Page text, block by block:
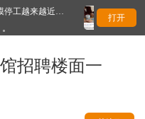
太香了！每月房租仅65欧，荷兰推
打开
馆招聘楼面一